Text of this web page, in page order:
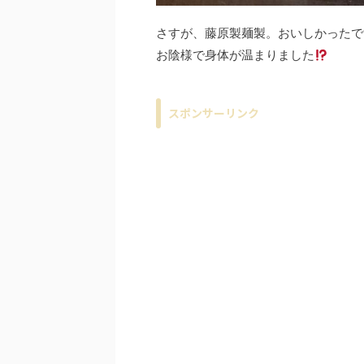
さすが、藤原製麺製。おいしかった
お陰様で身体が温まりました
スポンサーリンク